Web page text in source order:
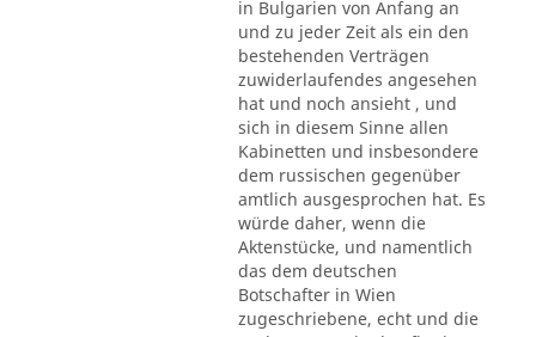
in Bulgarien von Anfang an
und zu jeder Zeit als ein den
bestehenden Verträgen
zuwiderlaufendes angesehen
hat und noch ansieht , und
sich in diesem Sinne allen
Kabinetten und insbesondere
dem russischen gegenüber
amtlich ausgesprochen hat. Es
würde daher, wenn die
Aktenstücke, und namentlich
das dem deutschen
Botschafter in Wien
zugeschriebene, echt und die